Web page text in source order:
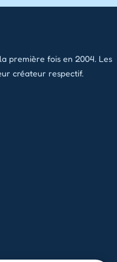
première fois en 2004. Les
créateur respectif.